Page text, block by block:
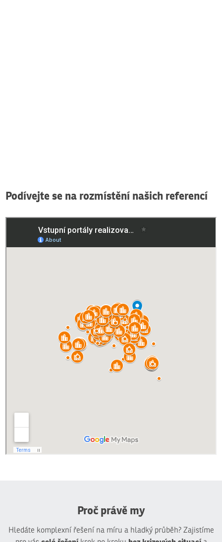
Podívejte se na rozmístění našich referencí
Proč právě my
Hledáte komplexní řešení na míru a hladký průběh? Zajistíme